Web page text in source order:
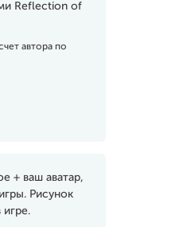
Reflection of
автора по
+ ваш аватар,
Рисунок
игре.